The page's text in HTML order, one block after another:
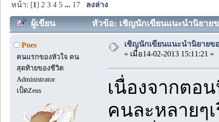
หน้า: [1] 2 3 4 5 ... 17 ลงล่าง
ผู้เขียน หัวข้อ: เชิญนักเขียนแนะนำนิยายข
Poes
คนแรกของหัวใจ คน
สุดท้ายของชีวิต
Administrator
เป็ดZeus
เชิญนักเขียนแนะนำนิยายข
« เมื่อ14-02-2013 15:11:21 »
เนื่องจากตอ
คนละหลายๆ